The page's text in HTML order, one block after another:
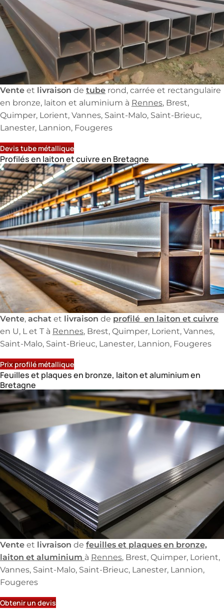
Venteet livraison de tube rond, carrée et rectangulaire
en bronze, laiton et aluminium à Rennes, Brest,
Quimper, Lorient, Vannes, Saint-Malo, Saint-Brieuc,
Lanester, Lannion, Fougeres
Devis tube métallique
Profilés en laiton et cuivre en Bretagne
Vente,achatet livraison de profilé en laiton et cuivre
en U, L et T à Rennes, Brest, Quimper, Lorient, Vannes,
Saint-Malo, Saint-Brieuc, Lanester, Lannion, Fougeres
Prix profilé métallique
Feuilles et plaques en bronze, laiton et aluminium en
Bretagne
Venteet livraison de feuilles et plaques en bronze,
laiton et aluminiumà Rennes, Brest, Quimper, Lorient,
Vannes, Saint-Malo, Saint-Brieuc, Lanester, Lannion,
Fougeres
Obtenir un devis